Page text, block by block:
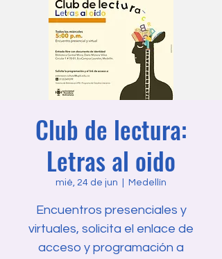
Club de lectura:
Letras al oido
mié, 24 de jun Medellín
Encuentros presenciales y
virtuales, solicita el enlace de
acceso y programación a